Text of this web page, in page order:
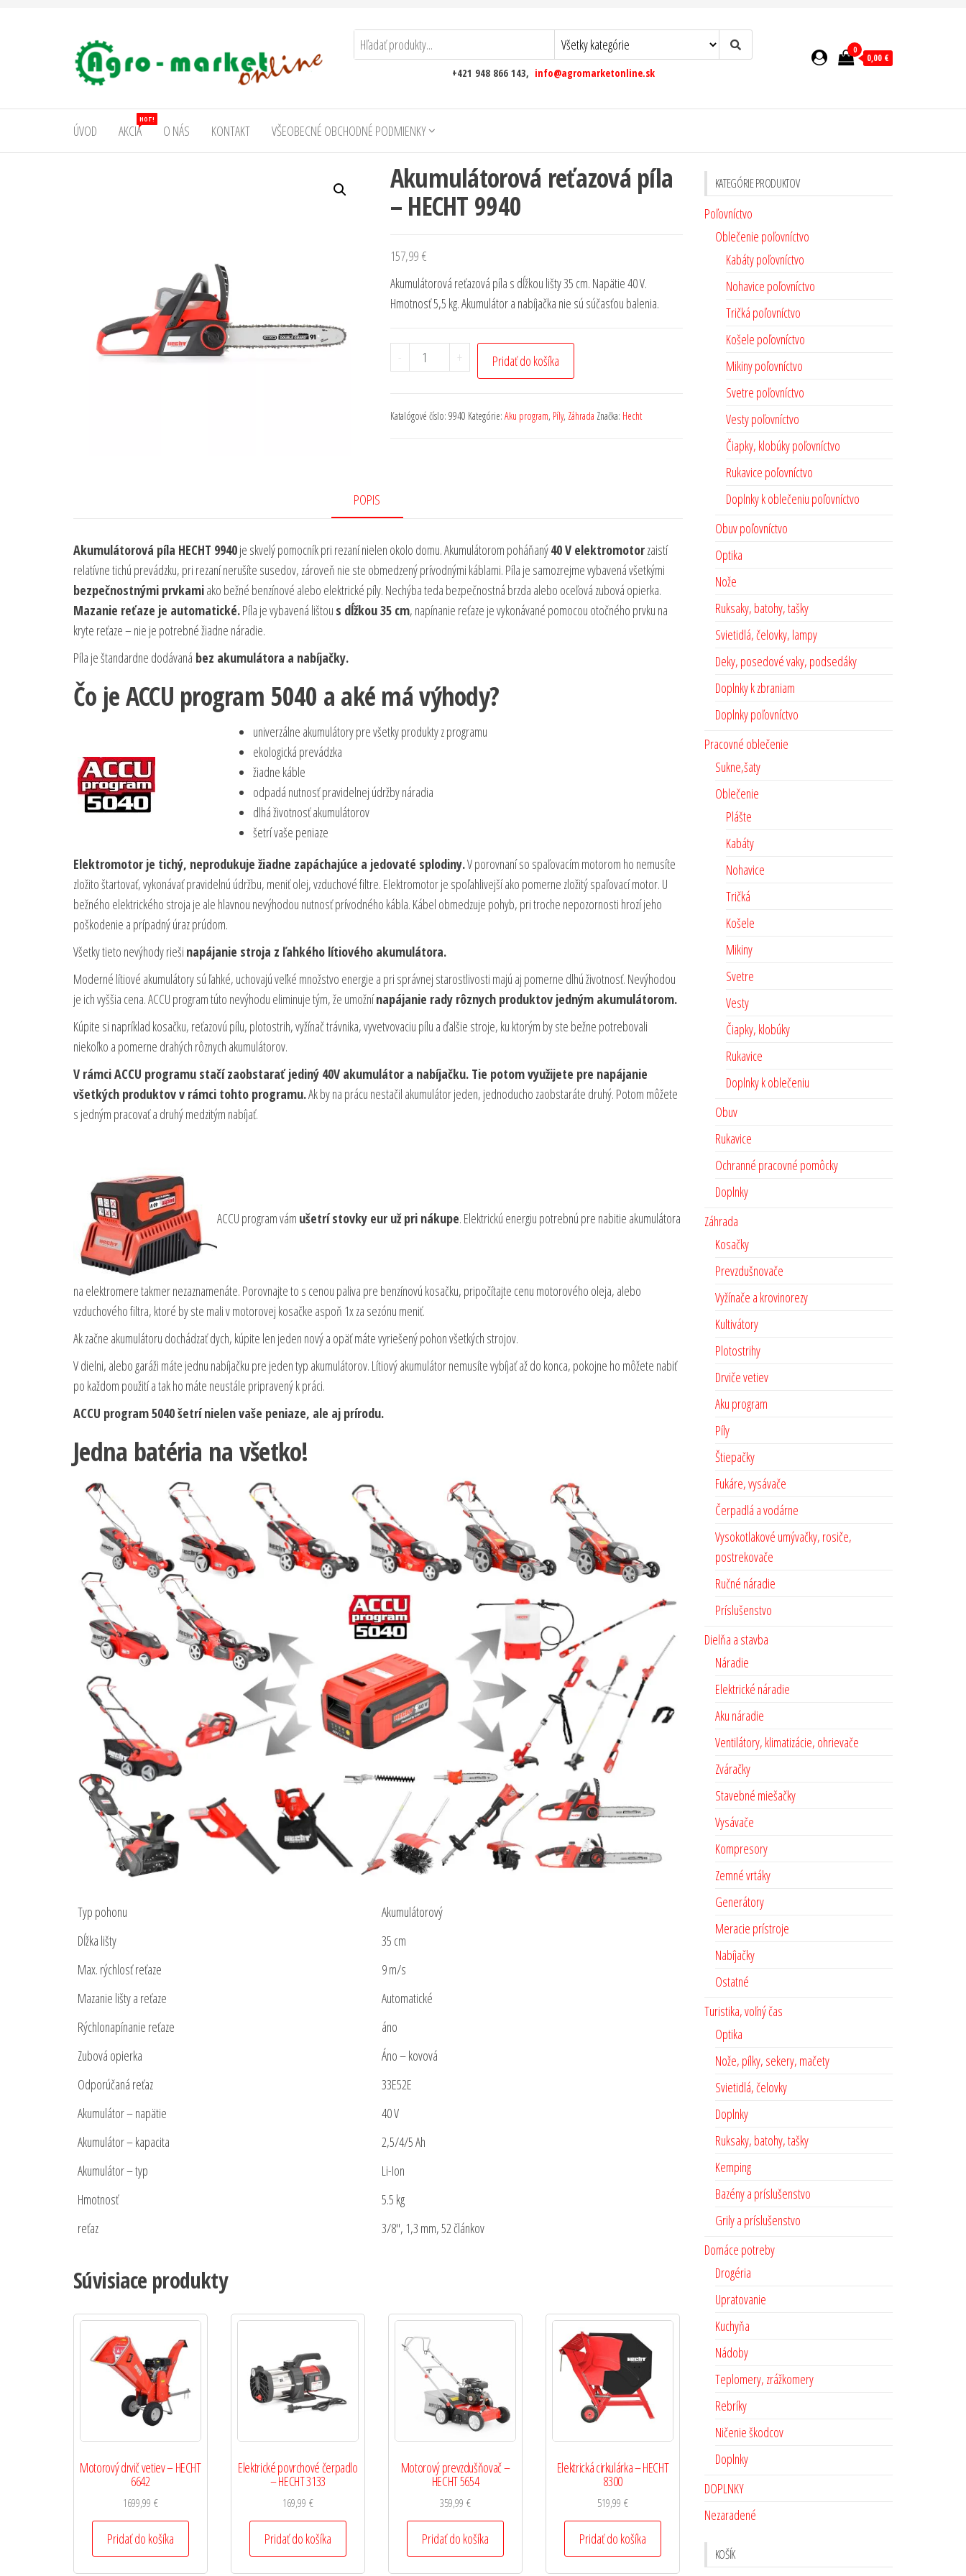
+421 948 866 143, info@agromarketonline.sk
0
0,00 €
ÚVOD AKCIA
HOT!
O NÁS KONTAKT VŠEOBECNÉ OBCHODNÉ PODMIENKY
Akumulátorová reťazová píla
– HECHT 9940
157,99 €
Akumulátorová reťazová píla s dĺžkou lišty 35 cm. Napätie 40 V.
Hmotnosť 5,5 kg. Akumulátor a nabíjačka nie sú súčasťou balenia.
- + Pridať do košíka
Katalógové číslo: 9940 Kategórie: Aku program, Píly, Záhrada Značka: Hecht
POPIS
Akumulátorová píla HECHT 9940je skvelý pomocník pri rezaní nielen okolo domu. Akumulátorom poháňaný40 V elektromotorzaistí
relatívne tichú prevádzku, pri rezaní nerušíte susedov, zároveň nie ste obmedzený prívodnými káblami. Píla je samozrejme vybavená všetkými
bezpečnostnými prvkamiako bežné benzínové alebo elektrické píly. Nechýba teda bezpečnostná brzda alebo oceľová zubová opierka.
Mazanie reťaze je automatické.Píla je vybavená lištou s dĺžkou 35 cm, napínanie reťaze je vykonávané pomocou otočného prvku na
kryte reťaze – nie je potrebné žiadne náradie.
Píla je štandardne dodávaná bez akumulátora a nabíjačky.
Čo je ACCU program 5040 a aké má výhody?
univerzálne akumulátory pre všetky produkty z programu
ekologická prevádzka
žiadne káble
odpadá nutnosť pravidelnej údržby náradia
dlhá životnosť akumulátorov
šetrí vaše peniaze
Elektromotor je tichý, neprodukuje žiadne zapáchajúce a jedovaté splodiny.V porovnaní so spaľovacím motorom ho nemusíte
zložito štartovať, vykonávať pravidelnú údržbu, meniť olej, vzduchové filtre. Elektromotor je spoľahlivejší ako pomerne zložitý spaľovací motor. U
bežného elektrického stroja je ale hlavnou nevýhodou nutnosť prívodného kábla. Kábel obmedzuje pohyb, pri troche nepozornosti hrozí jeho
poškodenie a prípadný úraz prúdom.
Všetky tieto nevýhody rieši napájanie stroja z ľahkého lítiového akumulátora.
Moderné lítiové akumulátory sú ľahké, uchovajú veľké množstvo energie a pri správnej starostlivosti majú aj pomerne dlhú životnosť. Nevýhodou
je ich vyššia cena. ACCU program túto nevýhodu eliminuje tým, že umožnínapájanie rady rôznych produktov jedným akumulátorom.
Kúpite si napríklad kosačku, reťazovú pílu, plotostrih, vyžínač trávnika, vyvetvovaciu pílu a ďalšie stroje, ku ktorým by ste bežne potrebovali
niekoľko a pomerne drahých rôznych akumulátorov.
V rámci ACCU programu stačí zaobstarať jediný 40V akumulátor a nabíjačku. Tie potom využijete pre napájanie
všetkých produktov v rámci tohto programu.Ak by na prácu nestačil akumulátor jeden, jednoducho zaobstaráte druhý. Potom môžete
s jedným pracovať a druhý medzitým nabíjať.
ACCU program vám ušetrí stovky eur už pri nákupe. Elektrickú energiu potrebnú pre nabitie akumulátora
na elektromere takmer nezaznamenáte. Porovnajte to s cenou paliva pre benzínovú kosačku, pripočítajte cenu motorového oleja, alebo
vzduchového filtra, ktoré by ste mali v motorovej kosačke aspoň 1x za sezónu meniť.
Ak začne akumulátoru dochádzať dych, kúpite len jeden nový a opäť máte vyriešený pohon všetkých strojov.
V dielni, alebo garáži máte jednu nabíjačku pre jeden typ akumulátorov. Lítiový akumulátor nemusíte vybíjať až do konca, pokojne ho môžete nabiť
po každom použití a tak ho máte neustále pripravený k práci.
ACCU program 5040 šetrí nielen vaše peniaze, ale aj prírodu.
Jedna batéria na všetko!
Typ pohonu
Akumulátorový
Dĺžka lišty
35 cm
Max. rýchlosť reťaze
9 m/s
Mazanie lišty a reťaze
Automatické
Rýchlonapínanie reťaze
áno
Zubová opierka
Áno – kovová
Odporúčaná reťaz
33E52E
Akumulátor – napätie
40 V
Akumulátor – kapacita
2,5/4/5 Ah
Akumulátor – typ
Li-Ion
Hmotnosť
5.5 kg
reťaz
3/8″, 1,3 mm, 52 článkov
Súvisiace produkty
Motorový drvič vetiev – HECHT
6642
1699,99 €
Pridať do košíka
Elektrické povrchové čerpadlo
– HECHT 3133
169,99 €
Pridať do košíka
Motorový prevzdušňovač –
HECHT 5654
359,99€
Pridať do košíka
Elektrická cirkulárka – HECHT
8300
519,99€
Pridať do košíka
KATEGÓRIE PRODUKTOV
Poľovníctvo
Oblečenie poľovníctvo
Kabáty poľovníctvo
Nohavice poľovníctvo
Tričká poľovníctvo
Košele poľovníctvo
Mikiny poľovníctvo
Svetre poľovníctvo
Vesty poľovníctvo
Čiapky, klobúky poľovníctvo
Rukavice poľovníctvo
Doplnky k oblečeniu poľovníctvo
Obuv poľovníctvo
Optika
Nože
Ruksaky, batohy, tašky
Svietidlá, čelovky, lampy
Deky, posedové vaky, podsedáky
Doplnky k zbraniam
Doplnky poľovníctvo
Pracovné oblečenie
Sukne,šaty
Oblečenie
Plášte
Kabáty
Nohavice
Tričká
Košele
Mikiny
Svetre
Vesty
Čiapky, klobúky
Rukavice
Doplnky k oblečeniu
Obuv
Rukavice
Ochranné pracovné pomôcky
Doplnky
Záhrada
Kosačky
Prevzdušnovače
Vyžínače a krovinorezy
Kultivátory
Plotostrihy
Drviče vetiev
Aku program
Píly
Štiepačky
Fukáre, vysávače
Čerpadlá a vodárne
Vysokotlakové umývačky, rosiče,
postrekovače
Ručné náradie
Príslušenstvo
Dielňa a stavba
Náradie
Elektrické náradie
Aku náradie
Ventilátory, klimatizácie, ohrievače
Zváračky
Stavebné miešačky
Vysávače
Kompresory
Zemné vrtáky
Generátory
Meracie prístroje
Nabíjačky
Ostatné
Turistika, voľný čas
Optika
Nože, pílky, sekery, mačety
Svietidlá, čelovky
Doplnky
Ruksaky, batohy, tašky
Kemping
Bazény a príslušenstvo
Grily a príslušenstvo
Domáce potreby
Drogéria
Upratovanie
Kuchyňa
Nádoby
Teplomery, zrážkomery
Rebríky
Ničenie škodcov
Doplnky
DOPLNKY
Nezaradené
KOŠÍK